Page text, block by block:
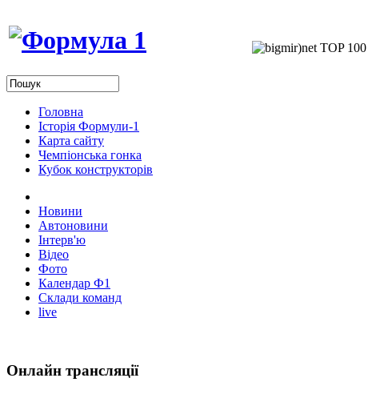
Головна
Історія Формули-1
Карта сайту
Чемпіонська гонка
Кубок конструкторів
Новини
Автоновини
Інтерв'ю
Відео
Фото
Календар Ф1
Склади команд
live
Онлайн трансляції